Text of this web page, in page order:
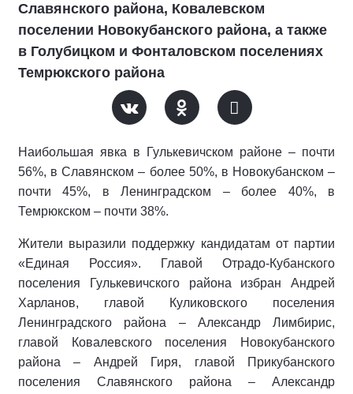
Славянского района, Ковалевском
поселении Новокубанского района, а также
в Голубицком и Фонталовском поселениях
Темрюкского района
Наибольшая явка в Гулькевичском районе – почти
56%, в Славянском – более 50%, в Новокубанском –
почти 45%, в Ленинградском – более 40%, в
Темрюкском – почти 38%.
Жители выразили поддержку кандидатам от партии
«Единая Россия». Главой Отрадо-Кубанского
поселения Гулькевичского района избран Андрей
Харланов, главой Куликовского поселения
Ленинградского района – Александр Лимбирис,
главой Ковалевского поселения Новокубанского
района – Андрей Гиря, главой Прикубанского
поселения Славянского района – Александр